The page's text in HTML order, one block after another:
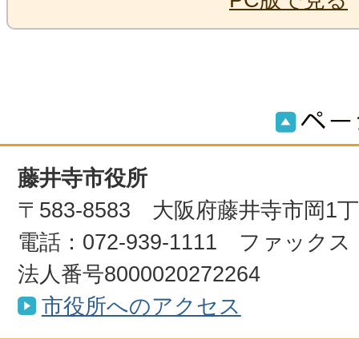
藤井寺市役所
〒583-8583 大阪府藤井寺市岡1
電話：072-939-1111 ファックス
法人番号8000020272264
市役所へのアクセス